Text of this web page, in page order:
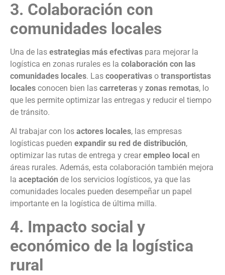
3. Colaboración con
comunidades locales
Una de las estrategias más efectivas para mejorar la
logística en zonas rurales es la colaboración con las
comunidades locales. Las cooperativas o transportistas
locales conocen bien las carreteras y zonas remotas, lo
que les permite optimizar las entregas y reducir el tiempo
de tránsito.
Al trabajar con los actores locales, las empresas
logísticas pueden expandir su red de distribución,
optimizar las rutas de entrega y crear empleo local en
áreas rurales. Además, esta colaboración también mejora
la aceptación de los servicios logísticos, ya que las
comunidades locales pueden desempeñar un papel
importante en la logística de última milla.
4. Impacto social y
económico de la logística
rural